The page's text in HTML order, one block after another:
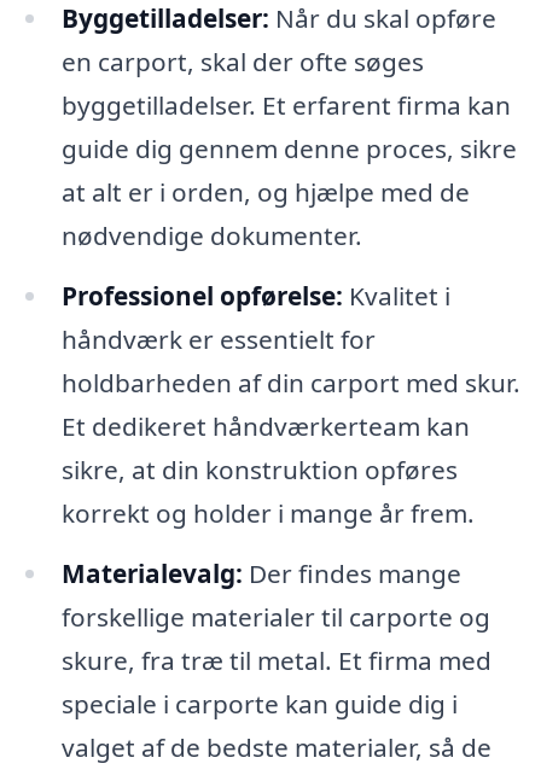
Byggetilladelser: Når du skal opføre
en carport, skal der ofte søges
byggetilladelser. Et erfarent firma kan
guide dig gennem denne proces, sikre
at alt er i orden, og hjælpe med de
nødvendige dokumenter.
Professionel opførelse: Kvalitet i
håndværk er essentielt for
holdbarheden af din carport med skur.
Et dedikeret håndværkerteam kan
sikre, at din konstruktion opføres
korrekt og holder i mange år frem.
Materialevalg: Der findes mange
forskellige materialer til carporte og
skure, fra træ til metal. Et firma med
speciale i carporte kan guide dig i
valget af de bedste materialer, så de